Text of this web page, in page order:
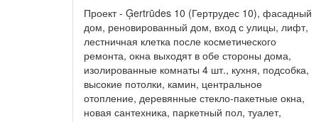
Проект - Ģertrūdes 10 (Гертрудес 10), фасадный
дом, реновированный дом, вход с улицы, лифт,
лестничная клетка после косметического
ремонта, окна выходят в обе стороны дома,
изолированные комнаты 4 шт., кухня, подсобка,
высокие потолки, камин, центральное
отопление, деревянные стекло-пакетные окна,
новая сантехника, паркетный пол, туалет,